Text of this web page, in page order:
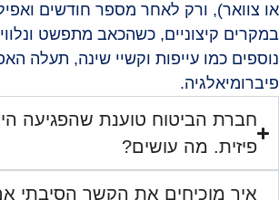
או צוואר), ורק לאחר מספר חודשים
במקרים קיצוניים, כשהכאב מתפשט
נוספים כמו עייפות וקשיי שינה, תעלה
פיברומיאלגיה.
חברת הביטוח טוענת שהפגיעה
פיזית. מה עושים?
איך מוכיחים את הקשר הסיבתי